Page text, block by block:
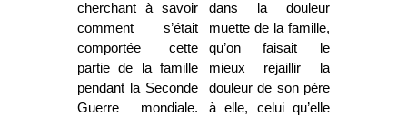
cherchant à savoir
comment s’était
comportée cette
partie de la famille
pendant la Seconde
Guerre mondiale.
dans la douleur
muette de la famille,
qu’on faisait le
mieux rejaillir la
douleur de son père
à elle, celui qu’elle